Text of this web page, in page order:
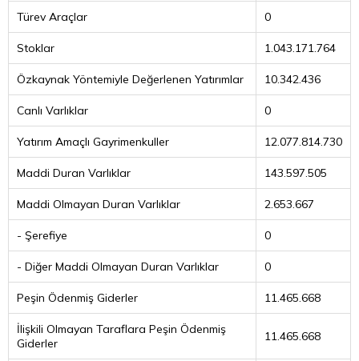
Türev Araçlar 0
Stoklar 1.043.171.764
Özkaynak Yöntemiyle Değerlenen Yatırımlar 10.342.436
Canlı Varlıklar 0
Yatırım Amaçlı Gayrimenkuller 12.077.814.730
Maddi Duran Varlıklar 143.597.505
Maddi Olmayan Duran Varlıklar 2.653.667
- Şerefiye 0
- Diğer Maddi Olmayan Duran Varlıklar 0
Peşin Ödenmiş Giderler 11.465.668
İlişkili Olmayan Taraflara Peşin Ödenmiş
Giderler
11.465.668